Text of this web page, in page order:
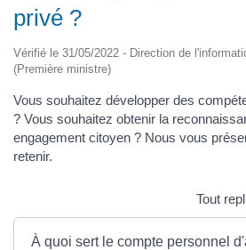
privé ?
Vérifié le 31/05/2022 - Direction de
(Première ministre)
Vous souhaitez développer des
? Vous souhaitez obtenir la
engagement citoyen ? Nous vous
retenir.
Tout
À quoi sert le compte personnel